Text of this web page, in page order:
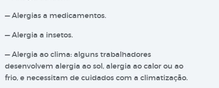
— Alergias a medicamentos.
— Alergia a insetos.
— Alergia ao clima: alguns trabalhadores
desenvolvem alergia ao sol, alergia ao calor ou ao
frio, e necessitam de cuidados com a climatização.